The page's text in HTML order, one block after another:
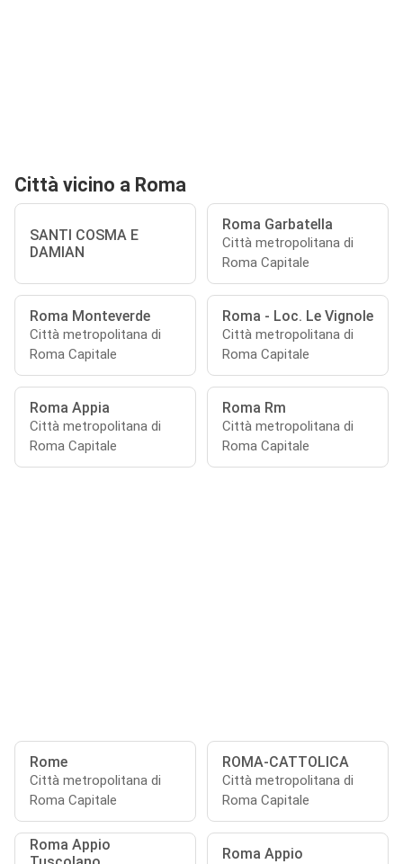
Città vicino a Roma
SANTI COSMA E
DAMIAN
Roma Garbatella
Città metropolitana di
Roma Capitale
Roma Monteverde
Città metropolitana di
Roma Capitale
Roma - Loc. Le Vignole
Città metropolitana di
Roma Capitale
Roma Appia
Città metropolitana di
Roma Capitale
Roma Rm
Città metropolitana di
Roma Capitale
Rome
Città metropolitana di
Roma Capitale
ROMA-CATTOLICA
Città metropolitana di
Roma Capitale
Roma Appio
Roma Appio